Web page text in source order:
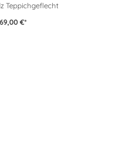
Teppichgeflecht
€*